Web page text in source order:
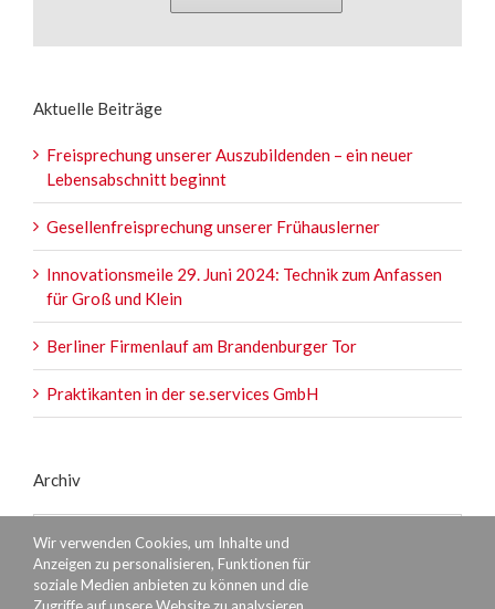
Aktuelle Beiträge
Freisprechung unserer Auszubildenden – ein neuer
Lebensabschnitt beginnt
Gesellenfreisprechung unserer Frühauslerner
Innovationsmeile 29. Juni 2024: Technik zum Anfassen
für Groß und Klein
Berliner Firmenlauf am Brandenburger Tor
Praktikanten in der se.services GmbH
Archiv
Wir verwenden Cookies, um Inhalte und
Anzeigen zu personalisieren, Funktionen für
soziale Medien anbieten zu können und die